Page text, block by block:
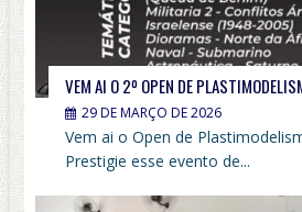
VEM AI O 2º OPEN DE
29 DE MARÇO DE 2026
Vem ai o Open de
Prestigie esse evento de...